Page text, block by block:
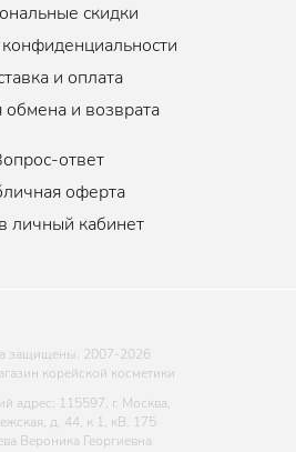
скидки
и оплата
обмена и возврата
ответ
оферта
личный кабинет
защищены. 2007-2026
корейской косметики
адрес: 115597, г. Москва,
д. 44, к 1, кВ. 175
Вероника Георгиевна